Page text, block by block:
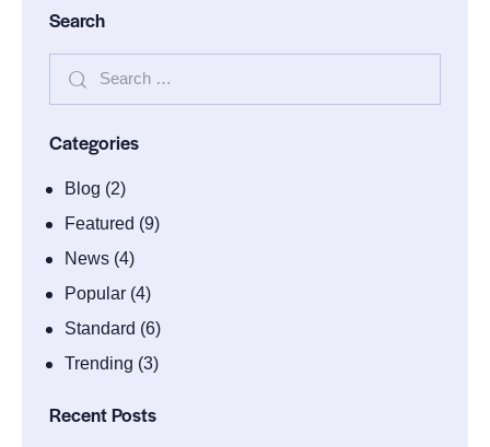
Search
Categories
Blog (2)
Featured (9)
News (4)
Popular (4)
Standard (6)
Trending (3)
Recent Posts